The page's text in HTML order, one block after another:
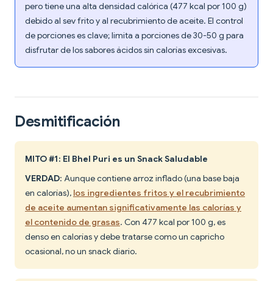
pero tiene una alta densidad calórica (477 kcal por 100 g)
debido al sev frito y al recubrimiento de aceite. El control
de porciones es clave; limita a porciones de 30-50 g para
disfrutar de los sabores ácidos sin calorías excesivas.
Desmitificación
MITO #1: El Bhel Puri es un Snack Saludable
VERDAD: Aunque contiene arroz inflado (una base baja
en calorías), los ingredientes fritos y el recubrimiento
de aceite aumentan significativamente las calorías y
el contenido de grasas. Con 477 kcal por 100 g, es
denso en calorías y debe tratarse como un capricho
ocasional, no un snack diario.